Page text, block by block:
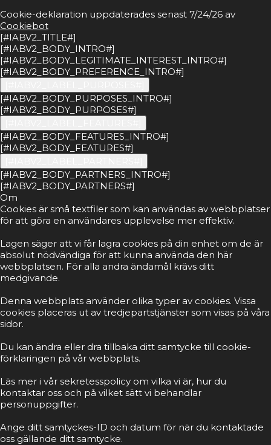
Cookie-deklaration uppdaterades senast 7/24/26 av
Cookiebot
[#IABV2_TITLE#]
[#IABV2_BODY_INTRO#]
[#IABV2_BODY_LEGITIMATE_INTEREST_INTRO#]
[#IABV2_BODY_PREFERENCE_INTRO#]
[#IABV2_BODY_PURPOSES_INTRO#]
[#IABV2_BODY_PURPOSES#]
[#IABV2_BODY_FEATURES_INTRO#]
[#IABV2_BODY_FEATURES#]
[#IABV2_BODY_PARTNERS_INTRO#]
[#IABV2_BODY_PARTNERS#]
Om
Cookies är små textfiler som kan användas av webbplatser
för att göra en användares upplevelse mer effektiv.
Lagen säger att vi får lagra cookies på din enhet om de är
absolut nödvändiga för att kunna använda den här
webbplatsen. För alla andra ändamål krävs ditt
medgivande.
Denna webbplats använder olika typer av cookies. Vissa
cookies placeras ut av tredjepartstjänster som visas på våra
sidor.
Du kan ändra eller dra tillbaka ditt samtycke till cookie-
förklaringen på vår webbplats.
Läs mer i vår sekretesspolicy om vilka vi är, hur du
kontaktar oss och på vilket sätt vi behandlar
personuppgifter.
Ange ditt samtyckes-ID och datum för när du kontaktade
oss gällande ditt samtycke.